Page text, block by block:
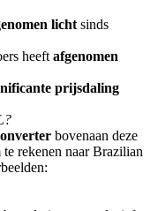
licht sinds
heeft afgenomen
prijsdaling
bovenaan deze
rekenen naar Brazilian